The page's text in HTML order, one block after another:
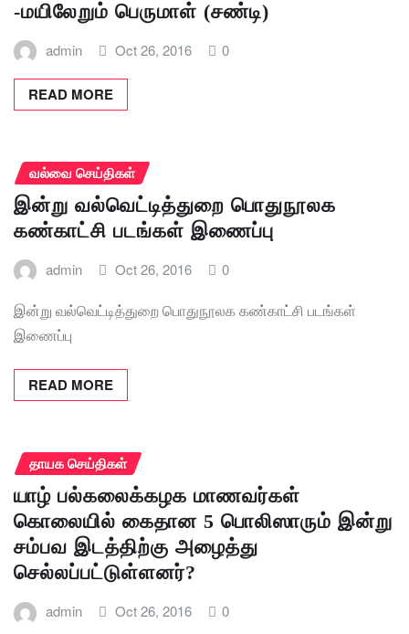
-மயிலேறும் பெருமாள் (சண்டி)
admin Oct 26, 2016 0
READ MORE
வல்வை செய்திகள்
இன்று வல்வெட்டித்துறை பொதுநூலக
கண்காட்சி படங்கள் இணைப்பு
admin Oct 26, 2016 0
இன்று வல்வெட்டித்துறை பொதுநூலக கண்காட்சி படங்கள்
இணைப்பு
READ MORE
தாயக செய்திகள்
யாழ் பல்கலைக்கழக மாணவர்கள்
கொலையில் கைதான 5 பொலிஸாரும் இன்று
சம்பவ இடத்திற்கு அழைத்து
செல்லப்பட்டுள்ளனர்?
admin Oct 26, 2016 0